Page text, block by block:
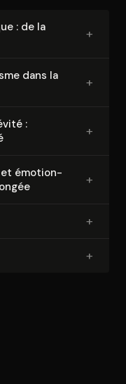
: de la
+
dans la
+
:
+
et émo­tion­
+
+
+